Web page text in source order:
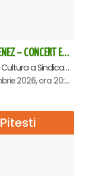
REGAL VIENEZ – CONCERT EXTRAORDINAR DE CRACIUN - Pitesti
Casa de Cultura a Sindicatelor , Pitesti
12 decembrie 2026, ora 20:00
Pitesti